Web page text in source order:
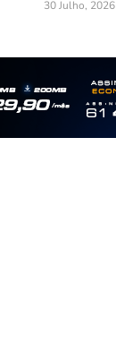
30 Julho, 2026